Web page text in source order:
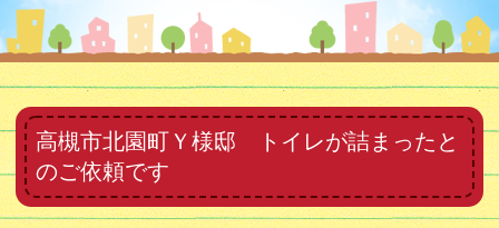
高槻市北園町Ｙ様邸 トイレが詰まったと
のご依頼です